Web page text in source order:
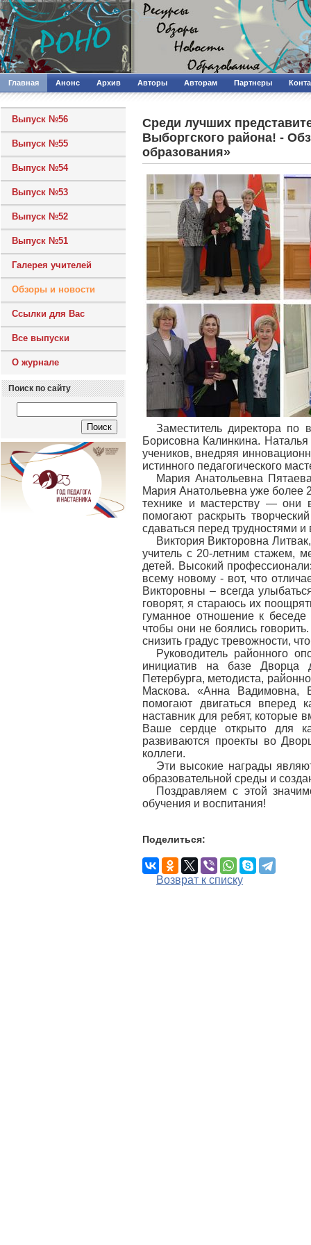
Главная Анонс Архив Авторы Авторам Партнеры
Выпуск №56
Выпуск №55
Выпуск №54
Выпуск №53
Выпуск №52
Выпуск №51
Галерея учителей
Обзоры и новости
Ссылки для Вас
Все выпуски
О журнале
Поиск по сайту
Среди лучших
Выборгского района! -
образования»
Заместитель директора
Борисовна Калинкина.
учеников, внедряя
истинного педагогического
Мария Анатольевна
Мария Анатольевна уже более
технике и мастерству — они
помогают раскрыть
сдаваться перед трудностями и
Виктория Викторовна
учитель с 20-летним стажем,
детей. Высокий
всему новому - вот, что
Викторовны – всегда
говорят, я стараюсь их
гуманное отношение к
чтобы они не боялись
снизить градус тревожности,
Руководитель районного
инициатив на базе Дворца
Петербурга, методиста,
Маскова. «Анна Вадимовна,
помогают двигаться вперед
наставник для ребят, которые
Ваше сердце открыто для
развиваются проекты во
коллеги.
Эти высокие награды
образовательной среды и
Поздравляем с этой
обучения и воспитания!
Поделиться:
Возврат к списку